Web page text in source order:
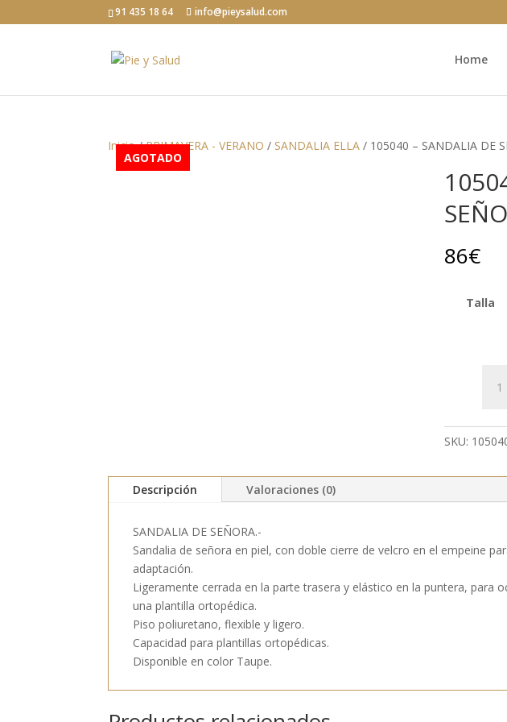
91 435 18 64 info@pieysalud.com
Home
AGOTADO
Inicio/PRIMAVERA - VERANO / SANDALIA ELLA / 105040 – SANDALIA DE
86€
Talla
DE
SKU:
Descripción Valoraciones (0)
SANDALIA DE SEÑORA.-
Sandalia de señora en piel, con doble cierre de velcro en el empeine
adaptación.
Ligeramente cerrada en la parte trasera y elástico en la puntera, para
una plantilla ortopédica.
Piso poliuretano, flexible y ligero.
Capacidad para plantillas ortopédicas.
Disponible en color Taupe.